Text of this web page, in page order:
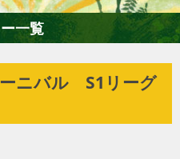
一覧
ニバル S1リーグ